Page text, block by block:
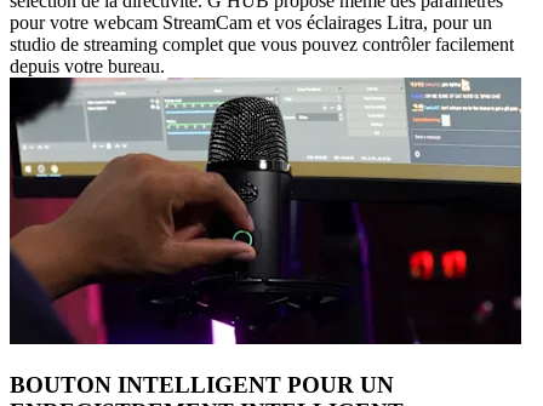
pour votre webcam StreamCam et vos éclairages Litra, pour un
studio de streaming complet que vous pouvez contrôler facilement
depuis votre bureau.
BOUTON INTELLIGENT POUR UN